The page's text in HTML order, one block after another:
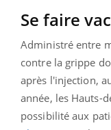
Se faire
Administré entre
contre la grippe
après l'injection,
année, les Hauts-
possibilité aux